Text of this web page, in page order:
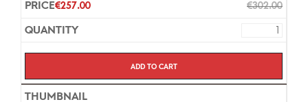
€302.00
€257.00
Add to cart